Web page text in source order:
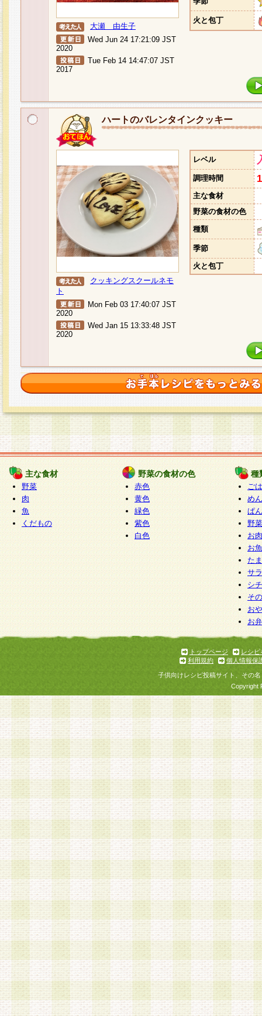
大瀬 由生子
Wed Jun 24 17:21:09 JST
2020
Tue Feb 14 14:47:07 JST
2017
火と包丁
ハートのバレンタインクッキー
クッキングスクールネモ
ト
Mon Feb 03 17:40:07 JST
2020
Wed Jan 15 13:33:48 JST
2020
レベル
調理時間
主な食材
野菜の食材の色
種類
季節
火と包丁
主な食材
野菜
肉
魚
くだもの
野菜の食材の色
赤色
黄色
緑色
紫色
白色
種
ご
めん
ぱん
野
お
お
た
サ
シ
そ
お
お
トップページ
レシピ
利用規約
個人情報保
子供向けレシピ投稿サイト、その
Copyright